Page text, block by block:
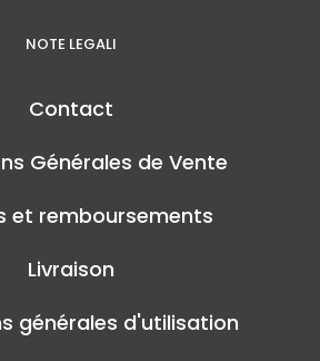
NOTE LEGALI
Contact
Générales de Vente
et remboursements
Livraison
générales d'utilisation